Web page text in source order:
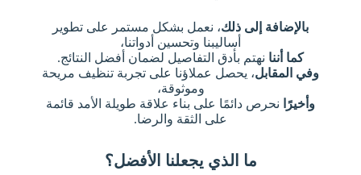
بالإضافة إلى ذلك، نعمل بشكل مستمر على تطوير
أساليبنا وتحسين أدواتنا،
كما أننا نهتم بأدق التفاصيل لضمان أفضل النتائج.
وفي المقابل، يحصل عملاؤنا على تجربة تنظيف مريحة
وموثوقة،
وأخيرًا
نحرص دائمًا على بناء علاقة طويلة الأمد قائمة
على الثقة والرضا.
ما الذي يجعلنا الأفضل؟